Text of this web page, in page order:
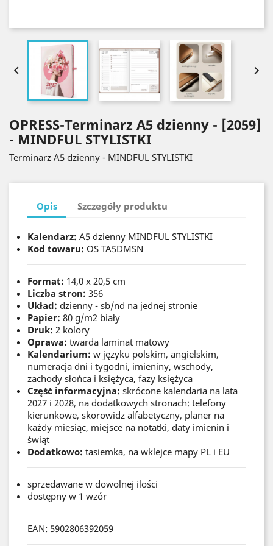
 
OPRESS-Terminarz A5 dzienny - [2059]
- MINDFUL STYLISTKI
Terminarz A5 dzienny - MINDFUL STYLISTKI
Opis Szczegóły produktu
Kalendarz: A5 dzienny MINDFUL STYLISTKI
Kod towaru: OS TA5DMSN
Format: 14,0 x 20,5 cm
Liczba stron: 356
Układ: dzienny - sb/nd na jednej stronie
Papier: 80 g/m2 biały
Druk: 2 kolory
Oprawa: twarda laminat matowy
Kalendarium: w języku polskim, angielskim,
numeracja dni i tygodni, imieniny, wschody,
zachody słońca i księżyca, fazy księżyca
Część informacyjna: skrócone kalendaria na lata
2027 i 2028, na dodatkowych stronach: telefony
kierunkowe, skorowidz alfabetyczny, planer na
każdy miesiąc, miejsce na notatki, daty imienin i
świąt
Dodatkowo: tasiemka, na wklejce mapy PL i EU
sprzedawane w dowolnej ilości
dostępny w 1 wzór
EAN: 5902806392059